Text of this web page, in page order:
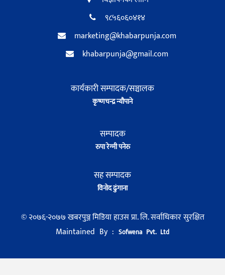
९८५६०६०४१४
marketing@khabarpunja.com
khabarpunja@gmail.com
कार्यकारी सम्पादक/सञ्चालक
कृष्णचन्द्र न्यौपाने
सम्पादक
रुपा रेग्मी पनेरु
सह सम्पादक
विनोद ढुंगाना
© २०७६-२०७७ खबरपुञ्ज मिडिया हाउस प्रा. लि. सर्वाधिकार सुरक्षित
Maintained By : Sofwena Pvt. Ltd